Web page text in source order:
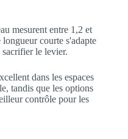
mesurent entre 1,2 et
courte s'adapte
sacrifier le levier.
dans les espaces
tandis que les options
contrôle pour les